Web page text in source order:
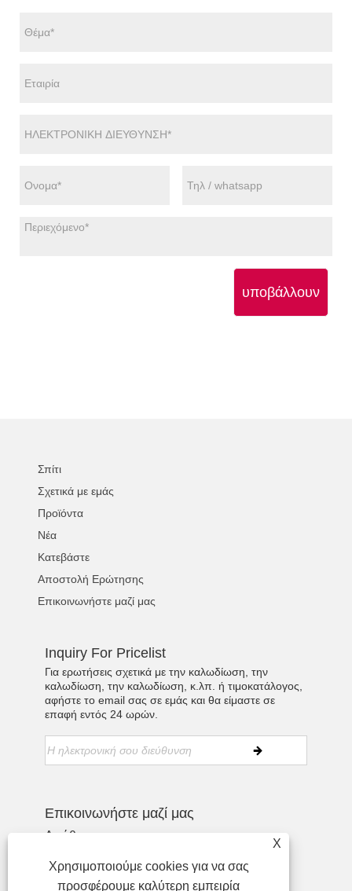
υποβάλλουν
Σπίτι
Σχετικά με εμάς
Προϊόντα
Νέα
Κατεβάστε
Αποστολή Ερώτησης
Επικοινωνήστε μαζί μας
Inquiry For Pricelist
Για ερωτήσεις σχετικά με την καλωδίωση, την
καλωδίωση, την καλωδίωση, κ.λπ. ή τιμοκατάλογος,
αφήστε το email σας σε εμάς και θα είμαστε σε
επαφή εντός 24 ωρών.
Επικοινωνήστε μαζί μας
Διεύθυνση:
+86-755-27990932
Τηλέφωνο:
+86-13713718026
X
Χρησιμοποιούμε cookies για να σας
προσφέρουμε καλύτερη εμπειρία